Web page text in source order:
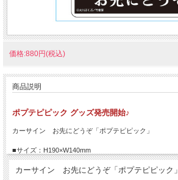
価格:880円(税込)
商品説明
ポプテピピック グッズ発売開始♪
カーサイン お先にどうぞ「ポプテピピック」
■サイズ：H190×W140mm
カーサイン お先にどうぞ「ポプテピピック」